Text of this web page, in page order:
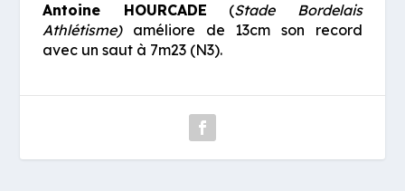
Antoine HOURCADE (Stade Bordelais
Athlétisme)améliore de 13cm son record
avec un saut à 7m23 (N3).